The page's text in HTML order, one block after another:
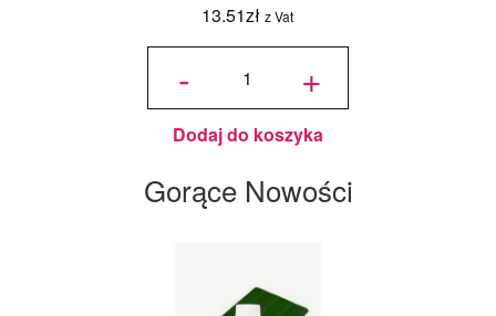
13.51zł z Vat
-
ilość
- Decora -
75 szt. +
Dodaj do koszyka
Gorące Nowości